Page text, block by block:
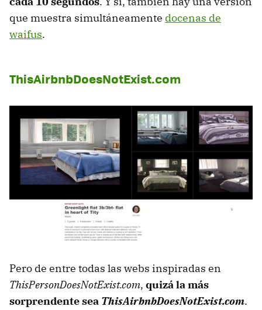
que muestra simultáneamente docenas de
waifus.
ThisAirbnbDoesNotExist.com
Pero de entre todas las webs inspiradas en
ThisPersonDoesNotExist.com, quizá la más
sorprendente sea ThisAirbnbDoesNotExist.com.